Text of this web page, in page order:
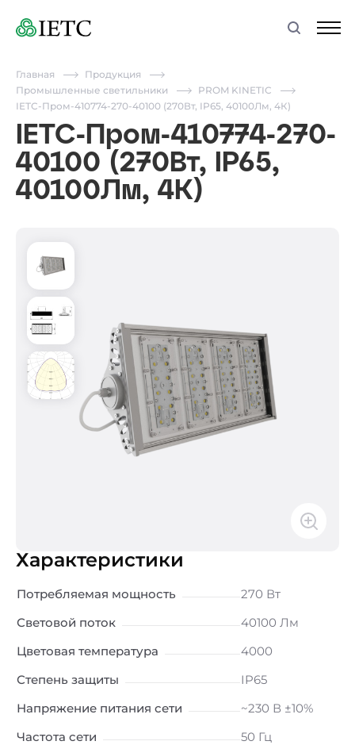
Главная
Продукция
Промышленные светильники
PROM KINETIC
IETC-Пром-410774-270-40100 (270Вт, IP65, 40100Лм, 4К)
IETC-Пром-410774-270-
40100 (270Вт, IP65,
40100Лм, 4К)
Характеристики
Потребляемая мощность
270 Вт
Световой поток
40100 Лм
Цветовая температура
4000
Степень защиты
IP65
Напряжение питания сети
~230 В ±10%
Частота сети
50 Гц